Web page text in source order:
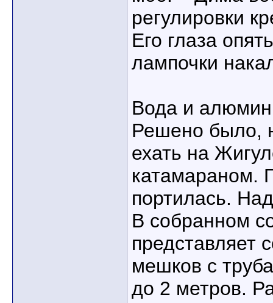
регулировки
Его глаза
лампочки
Вода и
Решено было,
ехать на
катамараном.
портилась.
В собранном
представляет
мешков с
до 2 метров.